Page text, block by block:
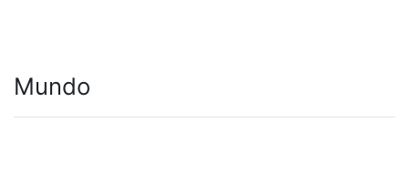
Mundo